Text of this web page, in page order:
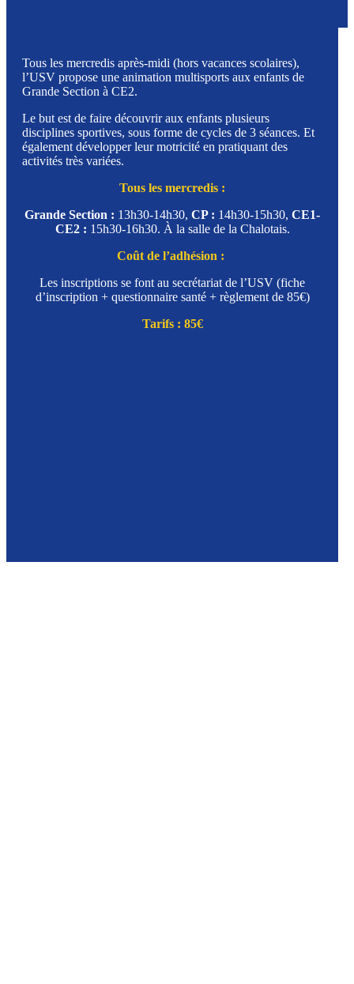
Tous les mercredis après-midi (hors vacances scolaires),
l’USV propose une animation multisports aux enfants de
Grande Section à CE2.
Le but est de faire découvrir aux enfants plusieurs
disciplines sportives, sous forme de cycles de 3 séances. Et
également développer leur motricité en pratiquant des
activités très variées.
Tous les mercredis :
Grande Section : 13h30-14h30, CP : 14h30-15h30, CE1-
CE2 : 15h30-16h30. À la salle de la Chalotais.
Coût de l’adhésion :
Les inscriptions se font au secrétariat de l’USV (fiche
d’inscription + questionnaire santé + règlement de 85€)
Tarifs : 85€